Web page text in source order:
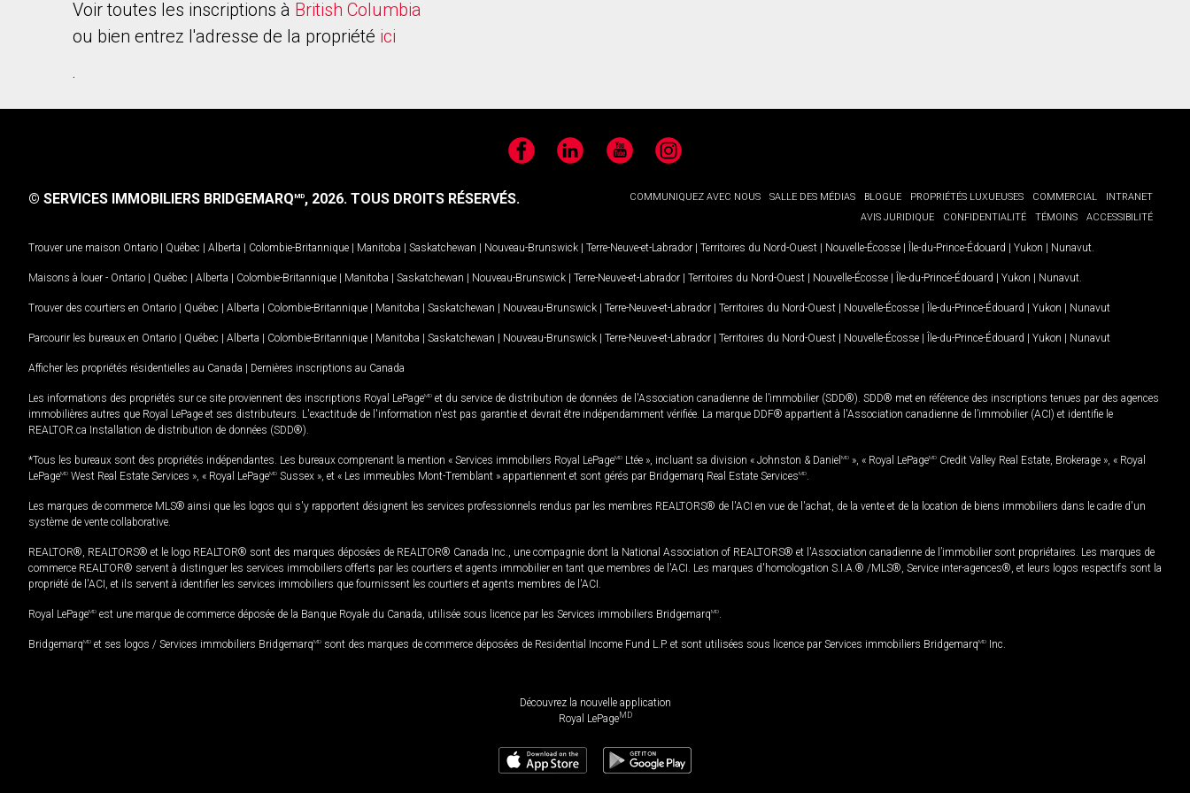
Voir toutes les inscriptions à British Columbia
ou bien entrez l'adresse de la propriété ici
.
FacebookLinkedIn YouTubeInstagram
COMMUNIQUEZ AVEC NOUS SALLE DES MÉDIAS BLOGUE PROPRIÉTÉS LUXUEUSES COMMERCIAL
INTRANET
AVIS JURIDIQUE
CONFIDENTIALITÉ TÉMOINS ACCESSIBILITÉ
© SERVICES IMMOBILIERS BRIDGEMARQMD, 2026. TOUS DROITS RÉSERVÉS.
Trouver une maison Ontario | Québec | Alberta | Colombie-Britannique | Manitoba | Saskatchewan | Nouveau-Brunswick | Terre-Neuve-et-Labrador | Territoires du Nord-Ouest | Nouvelle-Écosse | Île-du-Prince-Édouard | Yukon | Nunavut
Maisons à louer - Ontario | Québec | Alberta | Colombie-Britannique | Manitoba | Saskatchewan | Nouveau-Brunswick | Terre-Neuve-et-Labrador | Territoires du Nord-Ouest | Nouvelle-Écosse | Île-du-Prince-Édouard | Yukon | Nunavut
Trouver des courtiers en Ontario | Québec | Alberta | Colombie-Britannique | Manitoba | Saskatchewan | Nouveau-Brunswick | Terre-Neuve-et-Labrador | Territoires du Nord-Ouest | Nouvelle-Écosse | Île-du-Prince-Édouard | Yukon | Nunavut
Parcourir les bureaux en Ontario | Québec | Alberta | Colombie-Britannique | Manitoba | Saskatchewan | Nouveau-Brunswick | Terre-Neuve-et-Labrador | Territoires du Nord-Ouest | Nouvelle-Écosse | Île-du-Prince-Édouard | Yukon | Nunavut
Afficher les propriétés résidentielles au Canada | Dernières inscriptions au Canada
Les informations des propriétés sur ce site proviennent des inscriptions Royal LePageMD et du service de distribution de données de l'Association canadienne de l’immobilier (SDD®). SDD® met en référence des inscriptions tenues par des agences
immobilières autres que Royal LePage et ses distributeurs. L'exactitude de l'information n'est pas garantie et devrait être indépendamment vérifiée. La marque DDF® appartient à l'Association canadienne de l’immobilier (ACI) et identifie le
REALTOR.ca Installation de distribution de données (SDD®).
*Tous les bureaux sont des propriétés indépendantes. Les bureaux comprenant la mention « Services immobiliers Royal LePageMD Ltée », incluant sa division « Johnston & Daniel MD », « Royal LePageMD Credit Valley Real Estate, Brokerage », « Royal
LePageMD West Real Estate Services », « Royal LePageMD Sussex », et « Les immeubles Mont-Tremblant » appartiennent et sont gérés par Bridgemarq Real Estate ServicesMD
Les marques de commerce MLS® ainsi que les logos qui s'y rapportent désignent les services professionnels rendus par les membres REALTORS® de l'ACI en vue de l'achat, de la vente et de la location de biens immobiliers dans le cadre d'un
système de vente collaborative.
REALTOR®, REALTORS® et le logo REALTOR® sont des marques déposées de REALTOR® Canada Inc., une compagnie dont la National Association of REALTORS® et l'Association canadienne de l’immobilier sont propriétaires. Les marques de
commerce REALTOR® servent à distinguer les services immobiliers offerts par les courtiers et agents immobilier en tant que membres de l'ACI. Les marques d'homologation S.I.A.® /MLS®, Service inter-agences®, et leurs logos respectifs sont la
propriété de l'ACI, et ils servent à identifier les services immobiliers que fournissent les courtiers et agents membres de l'ACI.
Royal LePageMD est une marque de commerce déposée de la Banque Royale du Canada, utilisée sous licence par les Services immobiliers BridgemarqMD
BridgemarqMD et ses logos / Services immobiliers BridgemarqMD sont des marques de commerce déposées de Residential Income Fund L.P. et sont utilisées sous licence par Services immobiliers BridgemarqMD Inc.
Découvrez la nouvelle application
Royal LePageMD